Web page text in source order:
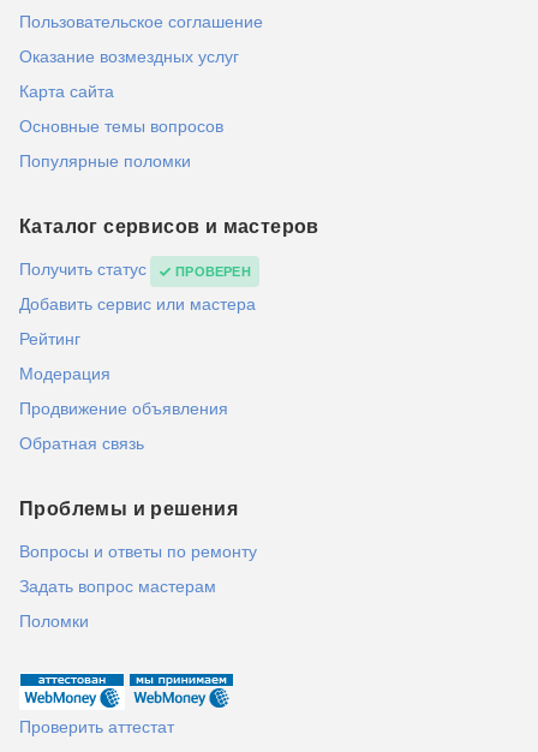
Пользовательское соглашение
Оказание возмездных услуг
Карта сайта
Основные темы вопросов
Популярные поломки
Каталог сервисов и мастеров
Получить статус ПРОВЕРЕН
Добавить сервис или мастера
Рейтинг
Модерация
Продвижение объявления
Обратная связь
Проблемы и решения
Вопросы и ответы по ремонту
Задать вопрос мастерам
Поломки
Проверить аттестат